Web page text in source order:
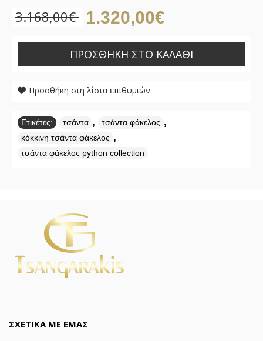
3.168,00€ 1.320,00€
ΠΡΟΣΘΉΚΗ ΣΤΟ ΚΑΛΆΘΙ
Προσθήκη στη λίστα επιθυμιών
Ετικέτες: τσάντα , τσάντα φάκελος ,
κόκκινη τσάντα φάκελος ,
τσάντα φάκελος python collection
ΣΧΕΤΙΚΑ ΜΕ ΕΜΑΣ